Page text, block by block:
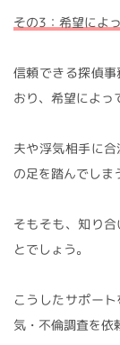
その3：希望によ
信頼できる探偵
おり、希望によっ
夫や浮気相手に
の足を踏んでしま
そもそも、知り
とでしょう。
こうしたサポー
気・不倫調査を依